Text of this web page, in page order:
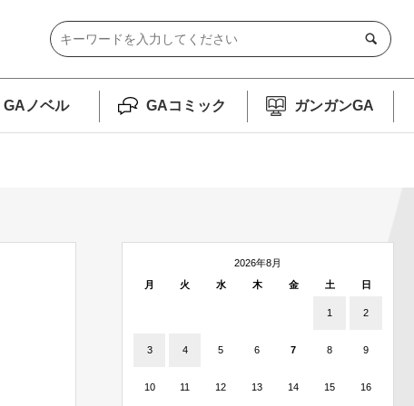
GAノベル GAコミック ガンガンGA
2026年8月
月
火 水 木 金 土 日
1 2
3 4 5 6 7 8 9
10 11 12 13 14 15 16